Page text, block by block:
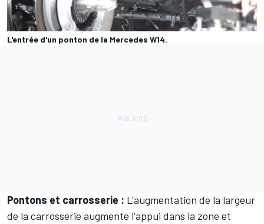
L'entrée d'un ponton de la Mercedes W14.
Pontons et carrosserie : L'augmentation de la largeur
de la carrosserie augmente l'appui dans la zone et